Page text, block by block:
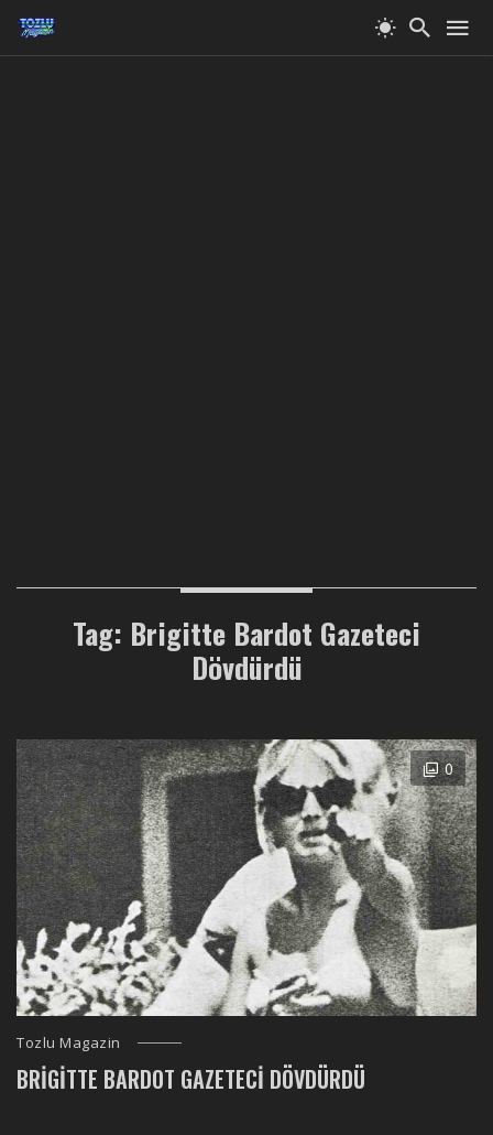
Tag: Brigitte Bardot Gazeteci
Dövdürdü
0
Tozlu Magazin
BRIGITTE BARDOT GAZETECI DÖVDÜRDÜ